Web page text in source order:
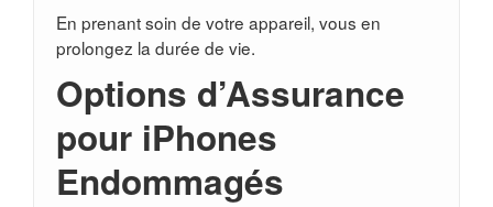
En prenant soin de votre appareil, vous en
prolongez la durée de vie.
Options d’Assurance
pour iPhones
Endommagés